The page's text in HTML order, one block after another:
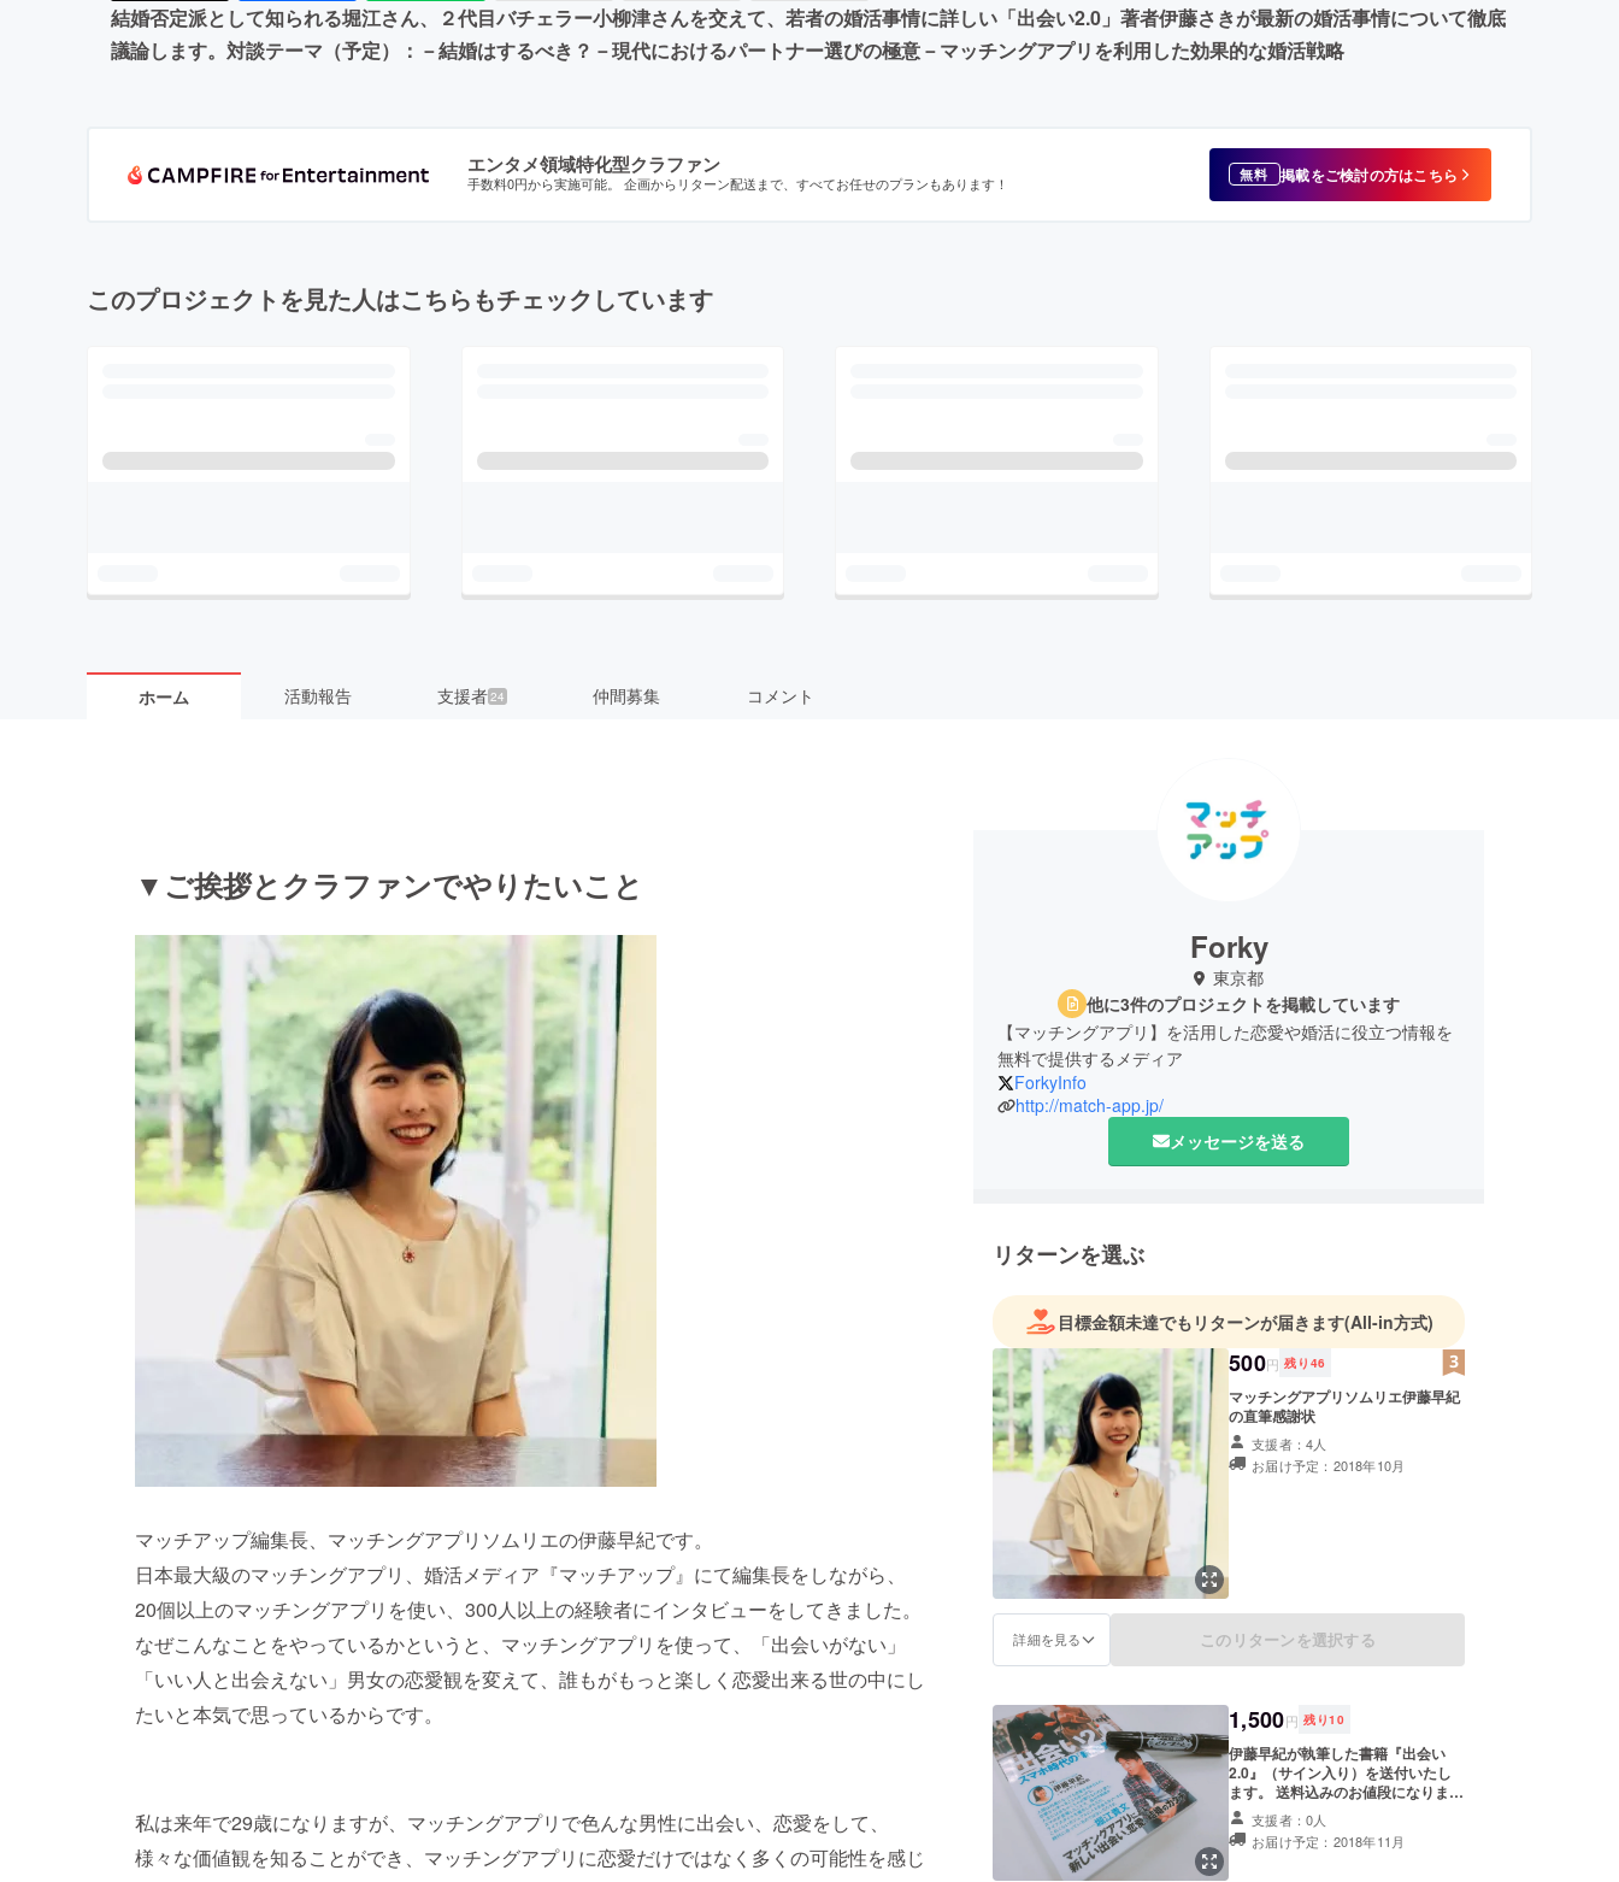
結婚否定派として知られる堀江さん、２代目バチェラー小柳津さんを交えて、若者の婚活事情に詳しい「出会い2.0」著者伊藤さきが最新の婚活事情について徹底
議論します。対談テーマ（予定）：－結婚はするべき？－現代におけるパートナー選びの極意－マッチングアプリを利用した効果的な婚活戦略
エンタメ領域特化型クラファン
手数料0円から実施可能。 企画からリターン配送まで、すべてお任せのプランもあります！ 無料 掲載をご検討の方はこちら
このプロジェクトを見た人はこちらもチェックしています
ホーム 活動報告 支援者24 仲間募集 コメント
▼ご挨拶とクラファンでやりたいこと
マッチアップ編集長、マッチングアプリソムリエの伊藤早紀です。
日本最大級のマッチングアプリ、婚活メディア『マッチアップ』にて編集長をしながら、
20個以上のマッチングアプリを使い、300人以上の経験者にインタビューをしてきました。
なぜこんなことをやっているかというと、マッチングアプリを使って、「出会いがない」
「いい人と出会えない」男女の恋愛観を変えて、誰もがもっと楽しく恋愛出来る世の中にし
たいと本気で思っているからです。
私は来年で29歳になりますが、マッチングアプリで色んな男性に出会い、恋愛をして、
様々な価値観を知ることができ、マッチングアプリに恋愛だけではなく多くの可能性を感じ
Forky
東京都
他に3件のプロジェクトを掲載しています
【マッチングアプリ】を活用した恋愛や婚活に役立つ情報を
無料で提供するメディア
ForkyInfo
http://match-app.jp/
メッセージを送る
リターンを選ぶ
目標金額未達でもリターンが届きます(All-in方式)
500円 残り 46
マッチングアプリソムリエ伊藤早紀
の直筆感謝状
支援者：4人
お届け予定：2018年10月
詳細を見る このリターンを選択する
1,500円 残り10
伊藤早紀が執筆した書籍『出会い
2.0』（サイン入り）を送付いたし
ます。 送料込みのお値段になりま
す。支援者：0人
お届け予定：2018年11月